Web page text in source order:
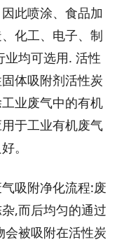
此喷涂、食品加
化工、电子、制
业均可选用. 活性
体吸附剂活性炭
业废气中的有机
于工业有机废气
。
吸附净化流程:废
,而后均匀的通过
被吸附在活性炭